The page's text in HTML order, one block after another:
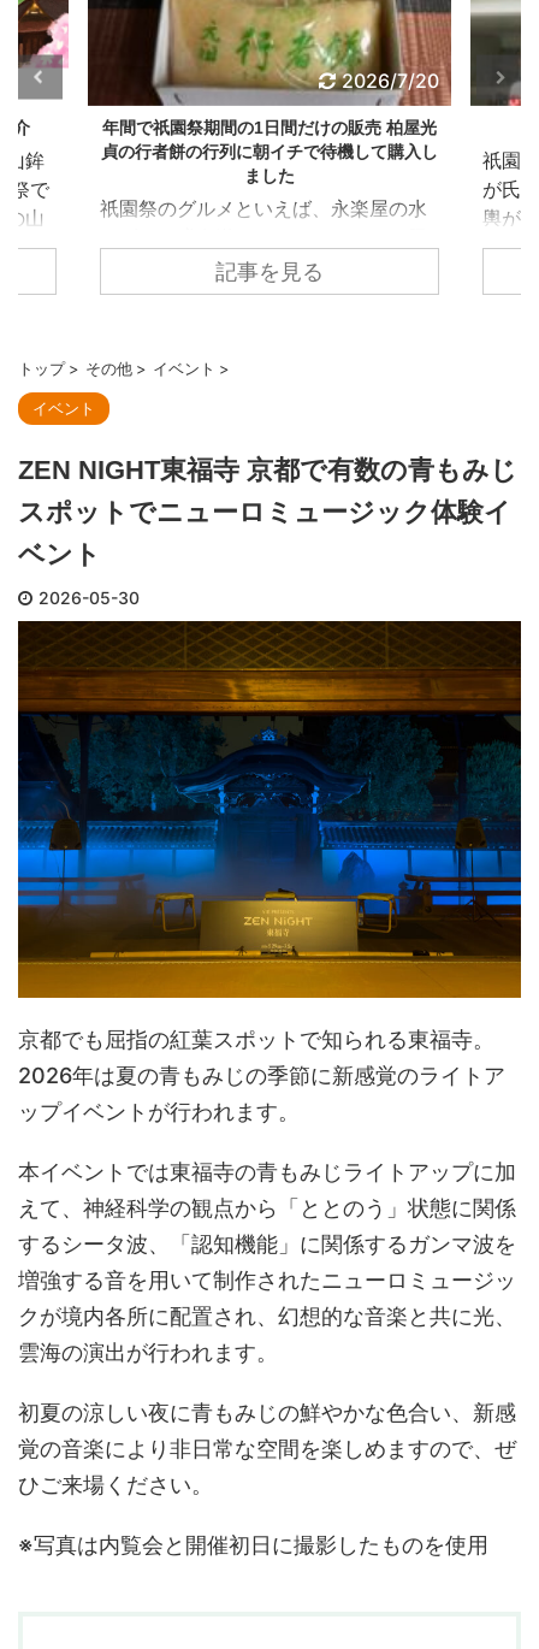
7/20
屋光
入し
水
多く
れて
数百
16の
餅
店当
霊夢
2026/7/16
祇園祭 7/15 豊園泉正寺榊建て
祇園祭の神幸祭・還幸祭では3基の神輿
が氏子地域を巡行します。 巡行では神
輿が単体で渡御するのではなく、神輿
を先導する形でいろんな地域の組織が
参列しています。 それが、弓矢組、豊
会についての紹介です。 豊園泉正寺榊
奉賛会は下京区の豊園学区・泉正寺学
区の有志らによって結成された組織
で、神幸祭・還幸祭において、神輿が
通る前に巨大な榊によって道中を清め
る役割があります。 かつては中御座、
記事を見る
りオ
手か
祇園
生し
れに
オン
店側
トップ > その他 > イベント >
イベント
ZEN NIGHT東福寺 京都で有数の青もみじ
スポットでニューロミュージック体験イ
ベント
2026-05-30
京都でも屈指の紅葉スポットで知られる東福寺。
2026年は夏の青もみじの季節に新感覚のライトア
ップイベントが行われます。
本イベントでは東福寺の青もみじライトアップに加
えて、神経科学の観点から「ととのう」状態に関係
するシータ波、「認知機能」に関係するガンマ波を
増強する音を用いて制作されたニューロミュージッ
クが境内各所に配置され、幻想的な音楽と共に光、
雲海の演出が行われます。
初夏の涼しい夜に青もみじの鮮やかな色合い、新感
覚の音楽により非日常な空間を楽しめますので、ぜ
ひご来場ください。
※写真は内覧会と開催初日に撮影したものを使用